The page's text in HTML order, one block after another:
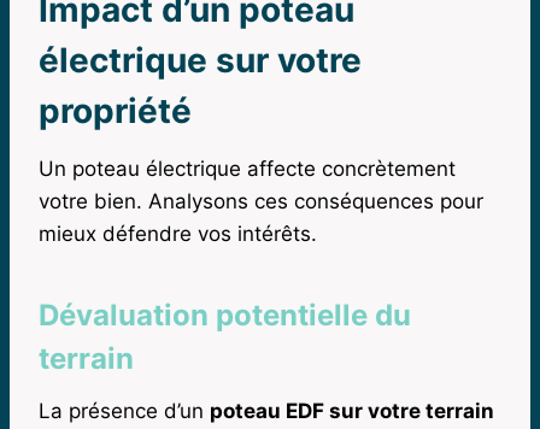
Impact d’un poteau
électrique sur votre
propriété
Un poteau électrique affecte concrètement
votre bien. Analysons ces conséquences pour
mieux défendre vos intérêts.
Dévaluation potentielle du
terrain
La présence d’un poteau EDF sur votre terrain